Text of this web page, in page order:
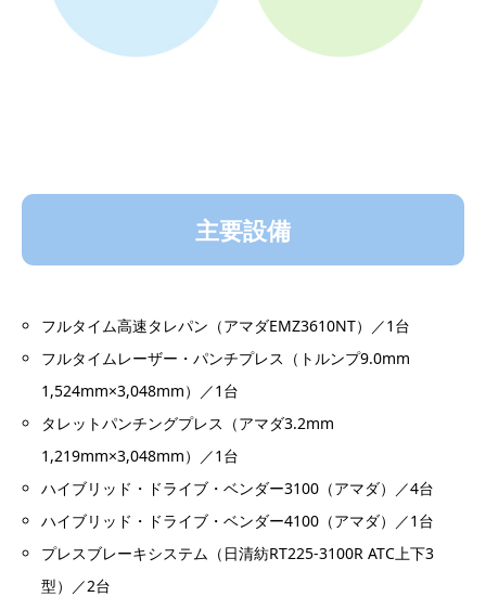
主要設備
フルタイム高速タレパン（アマダEMZ3610NT）／1台
フルタイムレーザー・パンチプレス（トルンプ9.0mm
1,524mm×3,048mm）／1台
タレットパンチングプレス（アマダ3.2mm
1,219mm×3,048mm）／1台
ハイブリッド・ドライブ・ベンダー3100（アマダ）／4台
ハイブリッド・ドライブ・ベンダー4100（アマダ）／1台
プレスブレーキシステム（日清紡RT225-3100R ATC上下3
型）／2台